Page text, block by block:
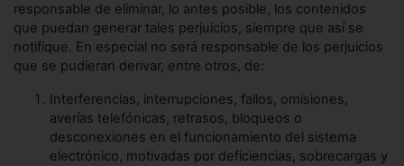
responsable de eliminar, lo antes posible, los contenidos
que puedan generar tales perjuicios, siempre que así se
notifique. En especial no será responsable de los perjuicios
que se pudieran derivar, entre otros, de:
Interferencias, interrupciones, fallos, omisiones,
averías telefónicas, retrasos, bloqueos o
desconexiones en el funcionamiento del sistema
electrónico, motivadas por deficiencias, sobrecargas y